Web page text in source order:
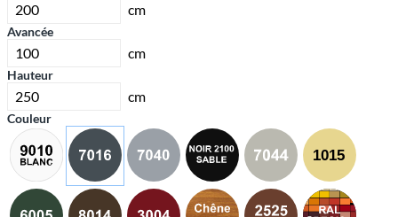
cm
Avancée
cm
Hauteur
cm
Couleur